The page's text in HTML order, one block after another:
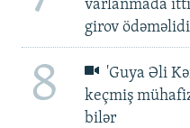
varlanmada
girov
8
'Guya Əli
keçmiş
bilər